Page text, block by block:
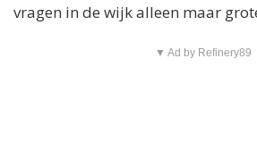
vragen in de wijk alleen maar
▼ Ad by Refinery89